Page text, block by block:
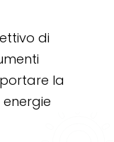
di
la